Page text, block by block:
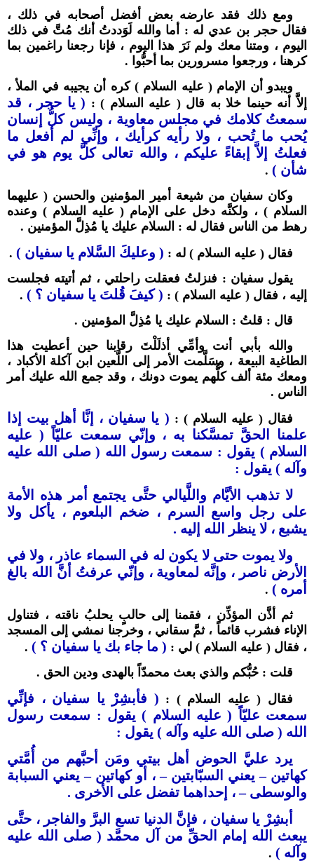
ومع ذلك فقد عارضه بعض أفضل أصحابه في ذلك ،
فقال حجر بن عدي له : أما والله لَوَددتُ أنك مُتَّ في ذلك
اليوم ، ومتنا معك ولم نَرَ هذا اليوم ، فإنا رجعنا راغمين بما
كرهنا ، ورجعوا مسرورين بما أحبُّوا .
ويبدو أن الإمام ( عليه السلام ) كره أن يجيبه في الملأ ،
إلاَّ أنه حينما خلا به قال ( عليه السلام ) : ( يا حجر ، قد
سمعتُ كلامك في مجلس معاوية ، وليس كلُّ إنسان
يُحب ما تُحب ، ولا رأيه كرأيك ، وإنِّي لم أفعل ما
فعلتُ إلاَّ إبقاءً عليكم ، والله تعالى كلَّ يوم هو في
شأن ) .
وكان سفيان من شيعة أمير المؤمنين والحسن ( عليهما
السلام ) ، ولكنَّه دخل على الإمام ( عليه السلام ) وعنده
رهط من الناس فقال له : السلام عليك يا مُذِلَّ المؤمنين .
فقال ( عليه السلام ) له : ( وعليكَ السَّلام يا سفيان ) .
يقول سفيان : فنزلتُ فعقلت راحلتي ، ثم أتيته فجلست
إليه ، فقال ( عليه السلام ) : ( كيفَ قُلتَ يا سفيان ؟ ) .
قال : قلتُ : السلام عليك يا مُذِلَّ المؤمنين .
والله بأبي أنت وأمِّي أذلَلْتَ رقابنا حين أعطيت هذا
الطاغية البيعة ، وسَلَّمت الأمر إلى اللَّعين ابن آكلة الأكباد ،
ومعك مئة ألف كلُّهم يموت دونك ، وقد جمع الله عليك أمر
الناس .
فقال ( عليه السلام ) : ( يا سفيان ، إنَّا أهل بيت إذا
علمنا الحقَّ تمسَّكنا به ، وإنّي سمعت عليّاً ( عليه
السلام ) يقول : سمعت رسول الله ( صلى الله عليه
وآله ) يقول :
لا تذهب الأيَّام واللَّيالي حتَّى يجتمع أمر هذه الأمة
على رجل واسع السرم ، ضخم البلعوم ، يأكل ولا
يشبع ، لا ينظر الله إليه .
ولا يموت حتى لا يكون له في السماء عاذر ، ولا في
الأرض ناصر ، وإنَّه لمعاوية ، وإنّي عرفتُ أنَّ الله بالغ
أمره ) .
ثم أذَّن المؤذِّن ، فقمنا إلى حالبٍ يحلبُ ناقته ، فتناول
الإناء فشرب قائماً ، ثمَّ سقاني ، وخرجنا نمشي إلى المسجد
، فقال ( عليه السلام ) لي : ( ما جاء بك يا سفيان ؟ ) .
قلت : حُبُّكم والذي بعث محمدّاً بالهدى ودين الحق .
فقال ( عليه السلام ) : ( فأبشِرْ يا سفيان ، فإنِّي
سمعت عليّاً ( عليه السلام ) يقول : سمعت رسول
الله ( صلى الله عليه وآله ) يقول :
يرد عليَّ الحوض أهل بيتي ومَن أحبَّهم من أُمَّتي
كهاتين – يعني السبّابتين – ، أو كهاتين – يعني السبابة
والوسطى – ، إحداهما تفضل على الأخرى .
أبشِرْ يا سفيان ، فإنَّ الدنيا تسع البرَّ والفاجر ، حتَّى
يبعث الله إمام الحقِّ من آل محمَّد ( صلى الله عليه
وآله ) .